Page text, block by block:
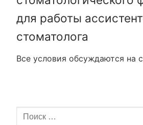
для работы
стоматолога
Все условия обсуждаются на